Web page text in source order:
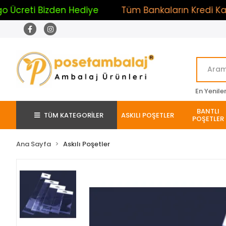
Bizden Hediye Tüm Bankaların Kredi
En Yeniler
TÜM KATEGORİLER ASKILI POŞETLER BANTLI
POŞETLER
Ana Sayfa Askılı Poşetler